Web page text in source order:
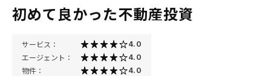
初めて良かった不動産投資
サービス： 4.0
エージェント： 4.0
物件： 4.0